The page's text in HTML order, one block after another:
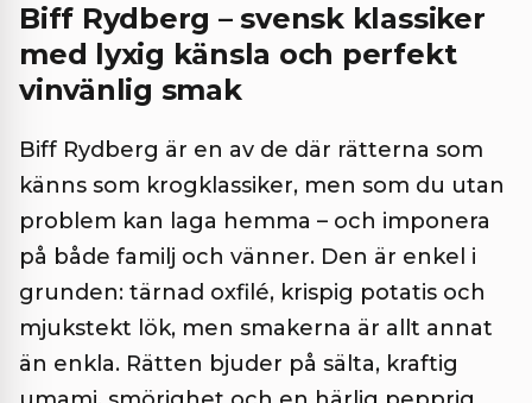
Biff Rydberg – svensk klassiker
med lyxig känsla och perfekt
vinvänlig smak
Biff Rydberg är en av de där rätterna som
känns som krogklassiker, men som du utan
problem kan laga hemma – och imponera
på både familj och vänner. Den är enkel i
grunden: tärnad oxfilé, krispig potatis och
mjukstekt lök, men smakerna är allt annat
än enkla. Rätten bjuder på sälta, kraftig